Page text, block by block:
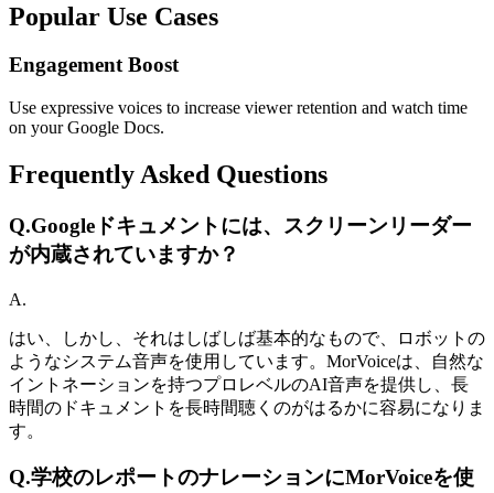
Popular Use Cases
Engagement Boost
Use expressive voices to increase viewer retention and watch time
on your Google Docs.
Frequently Asked Questions
Q.Googleドキュメントには、スクリーンリーダー
が内蔵されていますか？
A.
はい、しかし、それはしばしば基本的なもので、ロボットの
ようなシステム音声を使用しています。MorVoiceは、自然な
イントネーションを持つプロレベルのAI音声を提供し、長
時間のドキュメントを長時間聴くのがはるかに容易になりま
す。
Q.学校のレポートのナレーションにMorVoiceを使